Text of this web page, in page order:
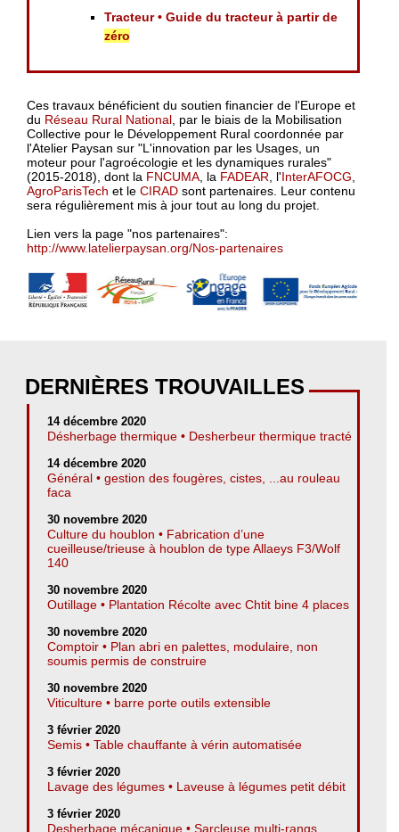
Tracteur • Guide du tracteur à partir de
zéro
Ces travaux bénéficient du soutien financier de l'Europe et
du Réseau Rural National, par le biais de la Mobilisation
Collective pour le Développement Rural coordonnée par
l'Atelier Paysan sur "L'innovation par les Usages, un
moteur pour l'agroécologie et les dynamiques rurales"
(2015-2018), dont la FNCUMA, la FADEAR, l'InterAFOCG,
AgroParisTech et le CIRAD sont partenaires. Leur contenu
sera régulièrement mis à jour tout au long du projet.
Lien vers la page "nos partenaires":
http://www.latelierpaysan.org/Nos-partenaires
DERNIÈRES TROUVAILLES
14 décembre 2020
Désherbage thermique • Desherbeur thermique tracté
14 décembre 2020
Général • gestion des fougères, cistes, ...au rouleau
faca
30 novembre 2020
Culture du houblon • Fabrication d’une
cueilleuse/trieuse à houblon de type Allaeys F3/Wolf
140
30 novembre 2020
Outillage • Plantation Récolte avec Chtit bine 4 places
30 novembre 2020
Comptoir • Plan abri en palettes, modulaire, non
soumis permis de construire
30 novembre 2020
Viticulture • barre porte outils extensible
3 février 2020
Semis • Table chauffante à vérin automatisée
3 février 2020
Lavage des légumes • Laveuse à légumes petit débit
3 février 2020
Desherbage mécanique • Sarcleuse multi-rangs